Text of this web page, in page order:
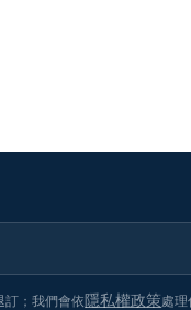
訂；我們會依隱私權政策處理